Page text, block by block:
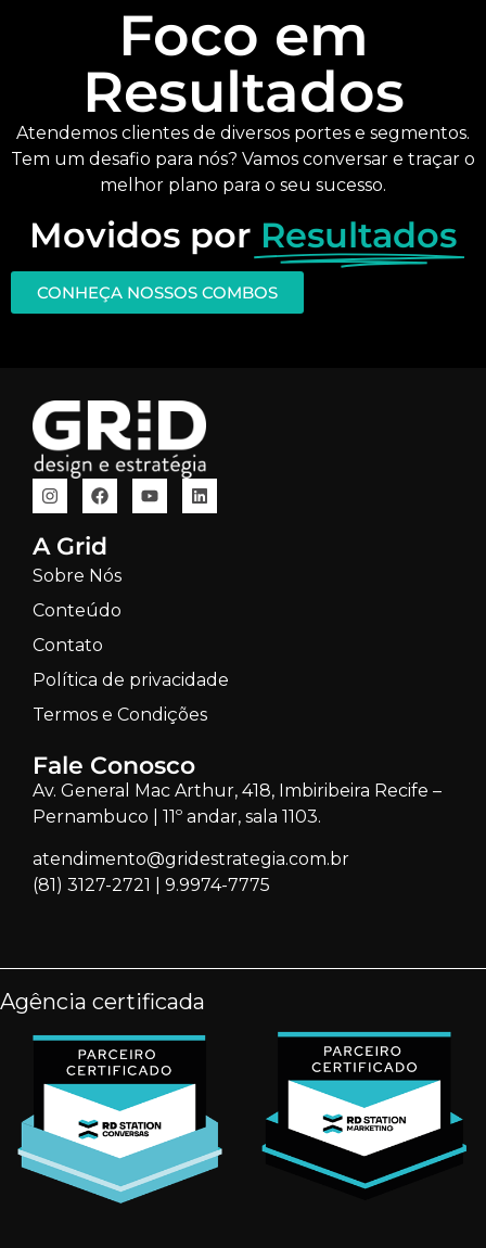
Foco em
Resultados
Atendemos clientes de diversos portes e segmentos.
Tem um desafio para nós? Vamos conversar e traçar o
melhor plano para o seu sucesso.
Movidos por Resultados
CONHEÇA NOSSOS COMBOS
A Grid
Sobre Nós
Conteúdo
Contato
Política de privacidade
Termos e Condições
Fale Conosco
Av. General Mac Arthur, 418, Imbiribeira Recife –
Pernambuco | 11º andar, sala 1103.
atendimento@gridestrategia.com.br
(81) 3127-2721
9.9974-7775
Agência certificada